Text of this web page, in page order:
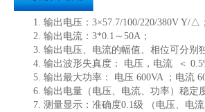
1. 输出电压：3×57.7/100/220/380V Y/△；
2. 输出电流：3*0.1～50A；
3. 输出电压、电流的幅值、相位可分别
4. 输出波形失真度： 电压，电流 ＜
5. 输出最大功率： 电压 600VA ；电流
6. 输出电量（电压、电流、功率）稳定
7. 测量显示：准确度0.1级 （电压、电流